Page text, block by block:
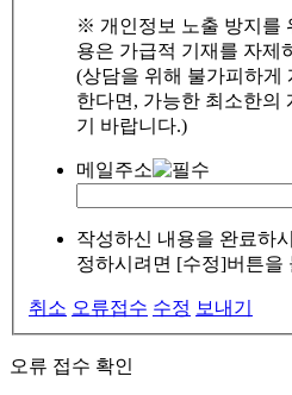
※ 개인정보 노출 방지를
용은 가급적 기재를 자제
(상담을 위해 불가피하게
한다면, 가능한 최소한의
기 바랍니다.)
메일주소
작성하신 내용을 완료하
정하시려면 [수정]버튼을
취소 오류접수 수정 보내기
오류 접수 확인